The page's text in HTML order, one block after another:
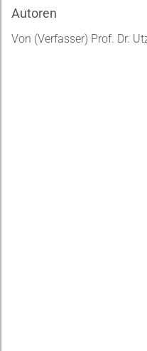
Autoren
Von (Verfasser) Prof. Dr.